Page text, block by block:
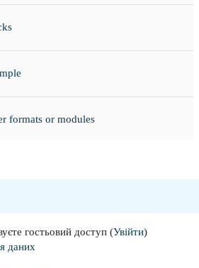
Сторінка
formats or modulesСторінка
гостьовий доступ (Увійти)
даних